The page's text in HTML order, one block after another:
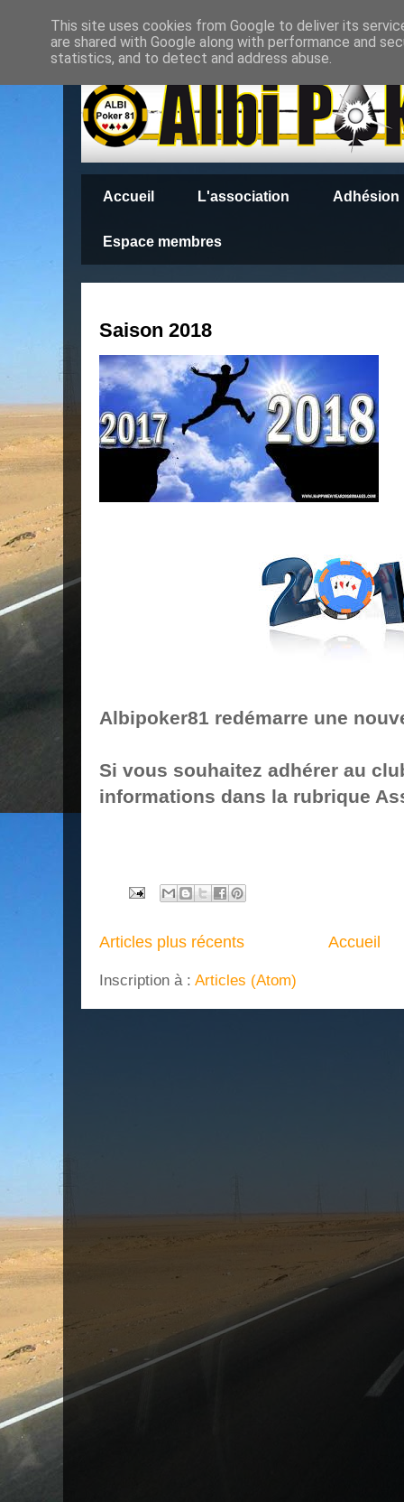
Accueil L'association Adhésion
Espace membres
Saison 2018
Albipoker81 redémarre une
Si vous souhaitez adhérer au
informations dans la rubrique
Articles plus récents Accueil
Inscription à : Articles (Atom)
This site uses cookies from Google to deliver its
are shared with Google along with performance and
statistics, and to detect and address abuse.